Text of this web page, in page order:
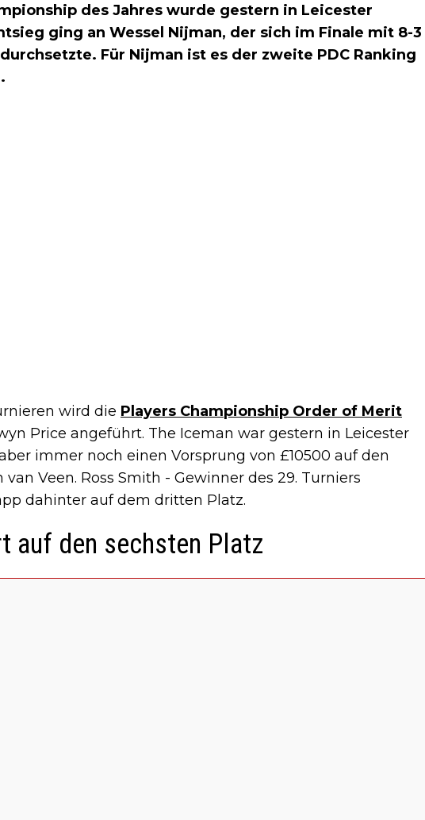
des Jahres wurde gestern in Leicester
ging an Wessel Nijman, der sich im Finale mit 8-3
Für Nijman ist es der zweite PDC Ranking
wird die Players Championship Order of Merit
Price angeführt. The Iceman war gestern in Leicester
immer noch einen Vorsprung von £10500 auf den
Veen. Ross Smith - Gewinner des 29. Turniers
dahinter auf dem dritten Platz.
auf den sechsten Platz